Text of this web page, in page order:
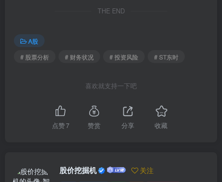
THE END
A股
# 股票分析
# 财务状况 # 投资风险 # ST东时
喜欢就支持一下吧
点赞7 赞赏 分享 收藏
股价挖掘机 关注